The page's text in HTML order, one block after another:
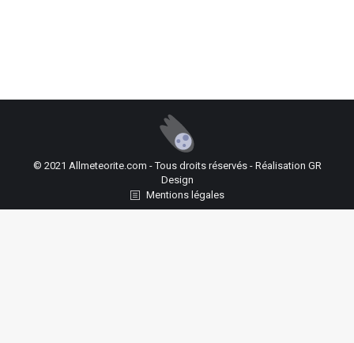
© 2021 Allmeteorite.com - Tous droits réservés - Réalisation GR
Design
Mentions légales